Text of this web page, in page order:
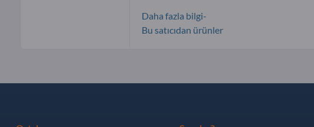
Daha fazla bilgi-
Bu satıcıdan ürünler